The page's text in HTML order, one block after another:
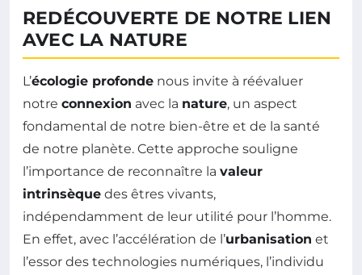
REDÉCOUVERTE DE NOTRE LIEN
AVEC LA NATURE
L’écologie profonde nous invite à réévaluer
notre connexion avec la nature, un aspect
fondamental de notre bien-être et de la santé
de notre planète. Cette approche souligne
l’importance de reconnaître la valeur
intrinsèque des êtres vivants,
indépendamment de leur utilité pour l’homme.
En effet, avec l’accélération de l’urbanisation et
l’essor des technologies numériques, l’individu